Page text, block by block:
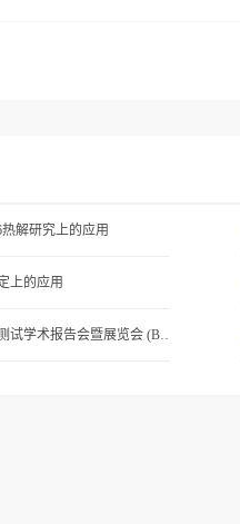
解研究上的应用
上的应用
港东科技邀您相约第二十一届北京分析测试学术报告会暨展览会 (BCEIA 2025)